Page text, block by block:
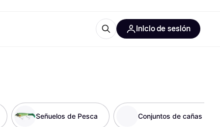
Inicio de sesión
Señuelos de Pesca Conjuntos de cañas y